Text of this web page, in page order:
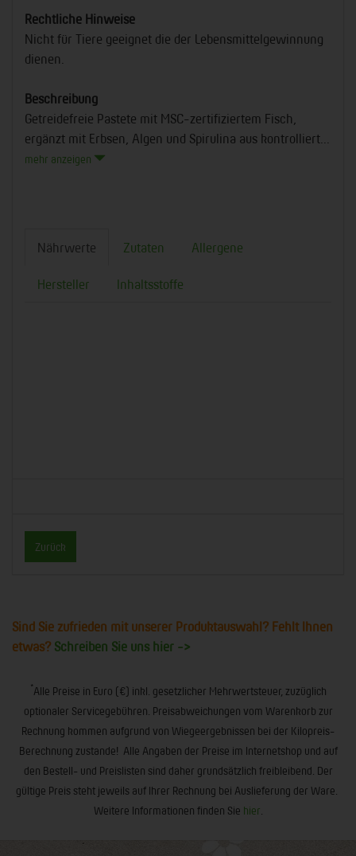
Rechtliche Hinweise
Nicht für Tiere geeignet die der Lebensmittelgewinnung
dienen.
Beschreibung
Getreidefreie Pastete mit MSC-zertifiziertem Fisch,
ergänzt mit Erbsen, Algen und Spirulina aus kontrolliert...
mehr anzeigen
Nährwerte Zutaten Allergene
Hersteller Inhaltsstoffe
Zurück
Sind Sie zufrieden mit unserer Produktauswahl? Fehlt Ihnen
etwas? Schreiben Sie uns hier ->
*Alle Preise in Euro (€) inkl. gesetzlicher Mehrwertsteuer, zuzüglich
optionaler Servicegebühren. Preisabweichungen vom Warenkorb zur
Rechnung kommen aufgrund von Wiegeergebnissen bei der Kilopreis-
Berechnung zustande! Alle Angaben der Preise im Internetshop und auf
den Bestell- und Preislisten sind daher grundsätzlich freibleibend. Der
gültige Preis steht jeweils auf Ihrer Rechnung bei Auslieferung der Ware.
Weitere Informationen finden Sie hier